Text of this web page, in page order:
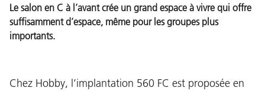
Le salon en C à l’avant crée un grand espace à vivre qui offre
suffisamment d’espace, même pour les groupes plus
importants.
Chez Hobby, l’implantation 560 FC est pro­posée en